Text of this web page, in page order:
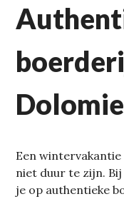
Een
niet duur te zijn.
je op authentieke